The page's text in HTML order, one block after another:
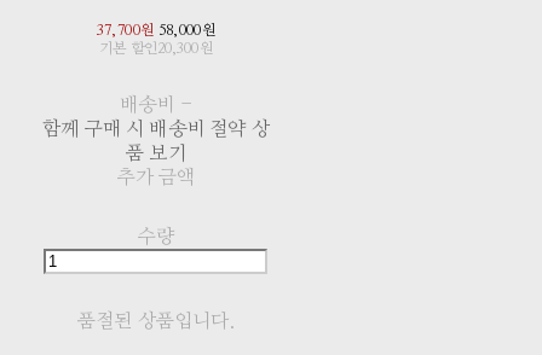
37,700원 58,000원
기본 할인20,300원
배송비 -
함께 구매 시 배송비 절약 상
품 보기
추가 금액
수량
품절된 상품입니다.